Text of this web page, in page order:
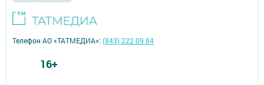
Телефон АО «ТАТМЕДИА»:(843) 222 09 84
16+